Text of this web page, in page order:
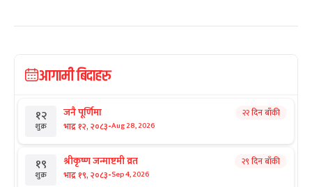
आगामी बिदाहरु
१२
शुक्र
जनै पूर्णिमा
भाद्र १२, २०८३-Aug 28, 2026
२२ दिन बाँकी
१९
शुक्र
श्रीकृष्ण जन्माष्टमी व्रत
भाद्र १९, २०८३-Sep 4, 2026
२९ दिन बाँकी